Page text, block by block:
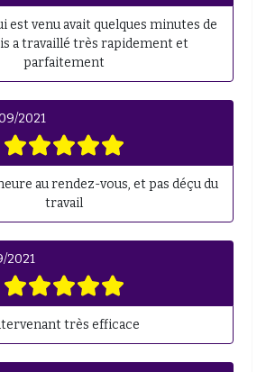
est venu avait quelques minutes de
a travaillé très rapidement et
parfaitement
2021
au rendez-vous, et pas déçu du
travail
2021
très efficace